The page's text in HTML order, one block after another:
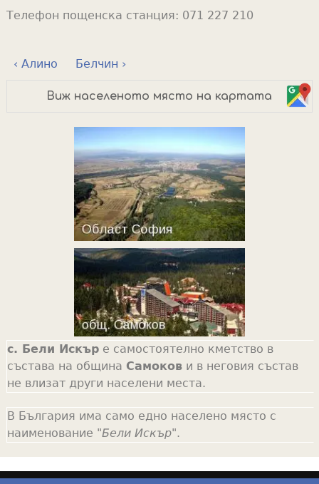
Телефон пощенска станция: 071 227 210
‹ Алино Белчин ›
Виж населеното място на картата
с. Бели Искъре самостоятелно кметство в
състава на община Самокови в неговия състав
не влизат други населени места.
В България има само едно населено място с
наименование "Бели Искър".